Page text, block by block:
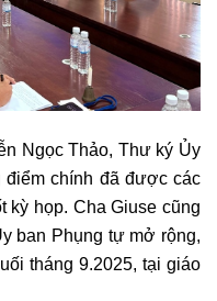
Ngọc Thảo, Thư ký Ủy
điểm chính đã được các
kỳ họp. Cha Giuse cũng
ban Phụng tự mở rộng,
tháng 9.2025, tại giáo